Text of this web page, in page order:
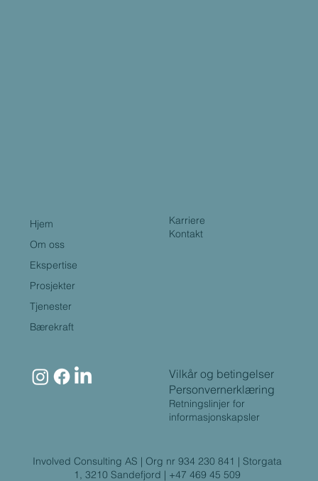
Hjem
Om oss
Ekspertise
Prosjekter
Tjenester
Bærekraft
Karriere
Kontakt
Vilkår og betingelser
Personvernerklæring
Retningslinjer for
informasjonskapsler
Involved Consulting AS | Org nr 934 230 841 | Storgata
1, 3210 Sandefjord | +47 469 45 509